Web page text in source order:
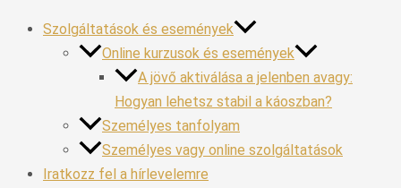
Szolgáltatások és események
Online kurzusok és események
A jövő aktiválása a jelenben avagy:
Hogyan lehetsz stabil a káoszban?
Személyes tanfolyam
Személyes vagy online szolgáltatások
Iratkozz fel a hírlevelemre